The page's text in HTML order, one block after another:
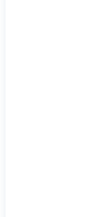
Покупайте
Найдите
Для
Для
Для